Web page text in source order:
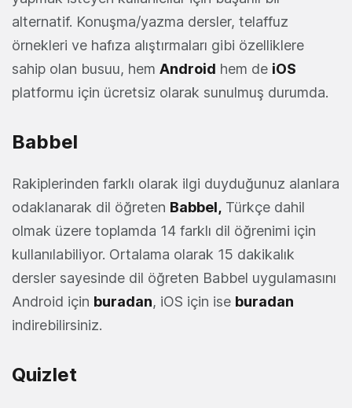
alternatif. Konuşma/yazma dersler, telaffuz
örnekleri ve hafıza alıştırmaları gibi özelliklere
sahip olan busuu, hem Android hem de iOS
platformu için ücretsiz olarak sunulmuş durumda.
Babbel
Rakiplerinden farklı olarak ilgi duyduğunuz alanlara
odaklanarak dil öğreten Babbel, Türkçe dahil
olmak üzere toplamda 14 farklı dil öğrenimi için
kullanılabiliyor. Ortalama olarak 15 dakikalık
dersler sayesinde dil öğreten Babbel uygulamasını
Android için buradan, iOS için ise buradan
indirebilirsiniz.
Quizlet